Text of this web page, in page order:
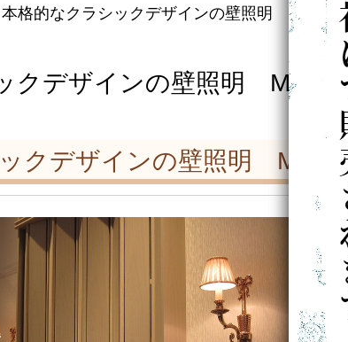
格的なクラシックデザインの壁照明 M52邸
クデザインの壁照明 M52邸
クデザインの壁照明 M52